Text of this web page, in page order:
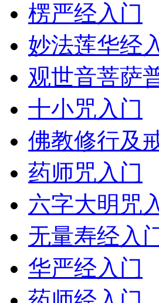
楞严经入门
妙法莲华经
观世音菩萨
十小咒入门
佛教修行及
药师咒入门
六字大明咒
无量寿经入
华严经入门